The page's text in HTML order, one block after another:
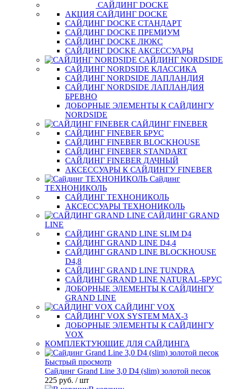
САЙДИНГ DOCKE
АКЦИЯ САЙДИНГ DOCKE
САЙДИНГ DOCKE СТАНДАРТ
САЙДИНГ DOCKE ПРЕМИУМ
САЙДИНГ DOCKE ЛЮКС
САЙДИНГ DOCKE АКСЕССУАРЫ
САЙДИНГ NORDSIDE
САЙДИНГ NORDSIDE КЛАССИКА
САЙДИНГ NORDSIDE ЛАПЛАНДИЯ
САЙДИНГ NORDSIDE ЛАПЛАНДИЯ
БРЕВНО
ДОБОРНЫЕ ЭЛЕМЕНТЫ К САЙДИНГУ
NORDSIDE
САЙДИНГ FINEBER
САЙДИНГ FINEBER БРУС
САЙДИНГ FINEBER BLOCKHOUSE
САЙДИНГ FINEBER STANDART
САЙДИНГ FINEBER ДАЧНЫЙ
АКСЕССУАРЫ К САЙДИНГУ FINEBER
Сайдинг
ТЕХНОНИКОЛЬ
САЙДИНГ ТЕХНОНИКОЛЬ
АКСЕССУАРЫ ТЕХНОНИКОЛЬ
САЙДИНГ GRAND
LINE
САЙДИНГ GRAND LINE SLIM D4
САЙДИНГ GRAND LINE D4,4
САЙДИНГ GRAND LINE BLOCKHOUSE
D4,8
САЙДИНГ GRAND LINE TUNDRA
САЙДИНГ GRAND LINE NATURAL-БРУС
ДОБОРНЫЕ ЭЛЕМЕНТЫ К САЙДИНГУ
GRAND LINE
САЙДИНГ VOX
САЙДИНГ VOX SYSTEM MAX-3
ДОБОРНЫЕ ЭЛЕМЕНТЫ К САЙДИНГУ
VOX
КОМПЛЕКТУЮЩИЕ ДЛЯ САЙДИНГА
Быстрый просмотр
Сайдинг Grand Line 3,0 D4 (slim) золотой песок
225 руб. / шт